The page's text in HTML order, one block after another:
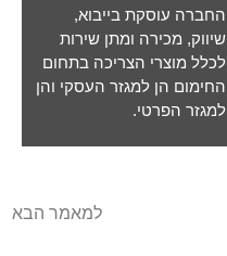
החברה עוסקת בייבוא,
שיווק, מכירה ומתן שירות
לכלל מוצרי הצריכה בתחום
החימום הן למגזר העסקי והן
למגזר הפרטי.
למאמר הבא